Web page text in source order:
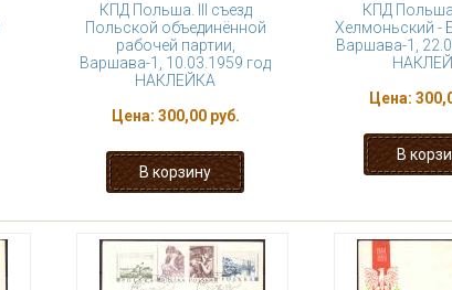
КПД Польша. III съезд
Польской объединённой
рабочей партии,
Варшава-1, 10.03.1959 год
НАКЛЕЙКА
Цена: 300,00 руб.
КПД
Хелмоньский -
Варшава-1,
Цена: